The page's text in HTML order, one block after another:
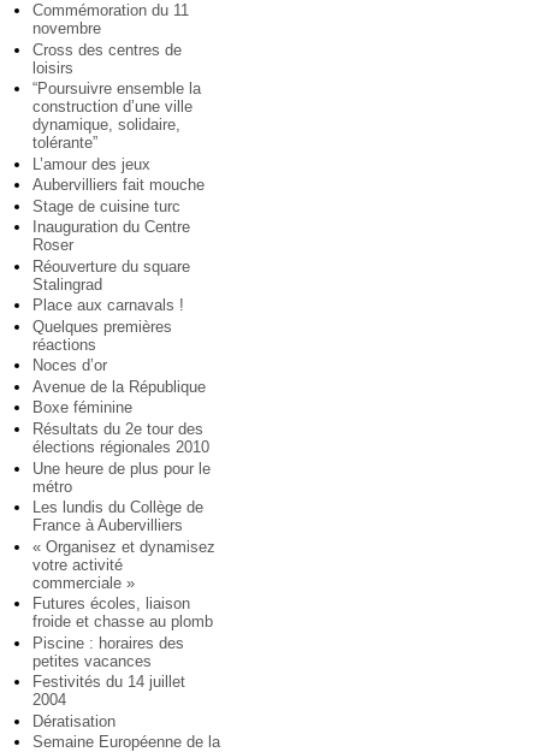
Commémoration du 11
novembre
Cross des centres de
loisirs
“Poursuivre ensemble la
construction d’une ville
dynamique, solidaire,
tolérante”
L’amour des jeux
Aubervilliers fait mouche
Stage de cuisine turc
Inauguration du Centre
Roser
Réouverture du square
Stalingrad
Place aux carnavals !
Quelques premières
réactions
Noces d’or
Avenue de la République
Boxe féminine
Résultats du 2e tour des
élections régionales 2010
Une heure de plus pour le
métro
Les lundis du Collège de
France à Aubervilliers
« Organisez et dynamisez
votre activité
commerciale »
Futures écoles, liaison
froide et chasse au plomb
Piscine : horaires des
petites vacances
Festivités du 14 juillet
2004
Dératisation
Semaine Européenne de la